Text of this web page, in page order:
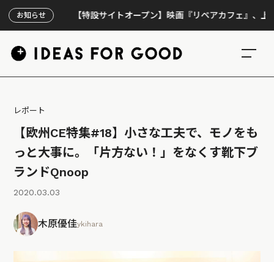
お知らせ
【特設サイトオープン】映画『リペアカフェ』、上映300回の先
レポート
【欧州CE特集#18】小さな工夫で、モノをも
っと大事に。「片方ない！」をなくす靴下ブ
ランドQnoop
2020.03.03
木原優佳ykihara